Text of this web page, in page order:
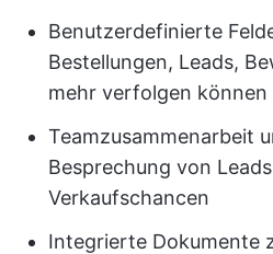
Benutzerdefinierte
Bestellungen, Leads,
mehr verfolgen können
Teamzusammenarbeit
Besprechung von
Verkaufschancen
Integrierte Dokumente